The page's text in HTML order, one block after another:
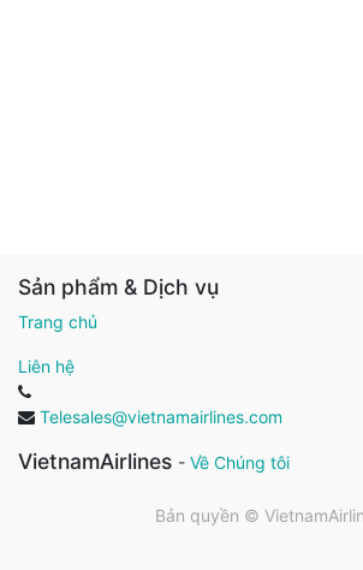
Sản phẩm & Dịch vụ
Trang chủ
Liên hệ
Telesales@vietnamairlines.com
VietnamAirlines - Về Chúng tôi
Bản quyền ©